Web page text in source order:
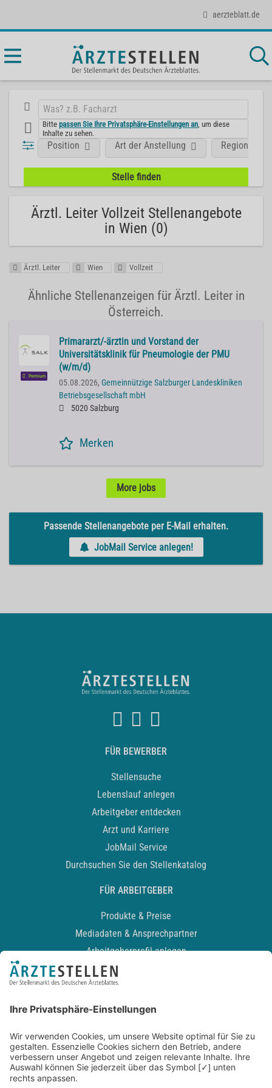
aerzteblatt.de
Bittepassen Sie Ihre Privatsphäre-Einstellungen an , um diese
Inhalte zu sehen.
Position Art der Anstellung Region
Ärztl. Leiter Vollzeit Stellenangebote
in Wien (0)
Ärztl. Leiter Wien Vollzeit
Ähnliche Stellenanzeigen für Ärztl. Leiter in
Österreich.
Premium
Primararzt/-ärztin und Vorstand der
Universitätsklinik für Pneumologie der PMU
(w/m/d)
05.08.2026, Gemeinnützige Salzburger Landeskliniken
Betriebsgesellschaft mbH
5020 Salzburg
Merken
More jobs
Passende Stellenangebote per E-Mail erhalten.
JobMail Service anlegen!
FÜR BEWERBER
Stellensuche
Lebenslauf anlegen
Arbeitgeber entdecken
Arzt und Karriere
JobMail Service
Durchsuchen Sie den Stellenkatalog
FÜR ARBEITGEBER
Produkte & Preise
Mediadaten & Ansprechpartner
Arbeitgeberprofil anlegen
Recruiting-Podcast
Kontakt
Datenschutz
Newsletter